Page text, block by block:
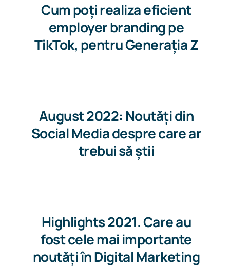
Cum poți realiza eficient
employer branding pe
TikTok, pentru Generația Z
August 2022: Noutăți din
Social Media despre care ar
trebui să știi
Highlights 2021. Care au
fost cele mai importante
noutăți în Digital Marketing